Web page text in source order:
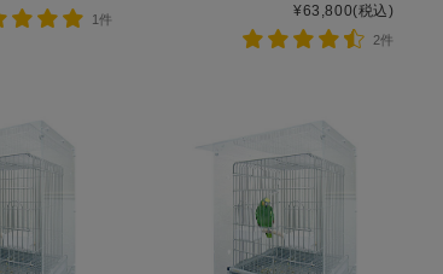
1件 ¥63,800(税込)
2件